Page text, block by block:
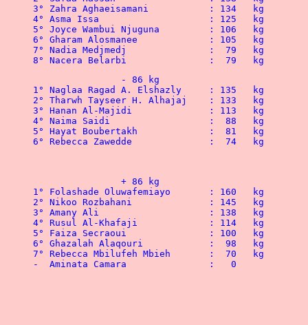
-  Aminata Camara		:   0